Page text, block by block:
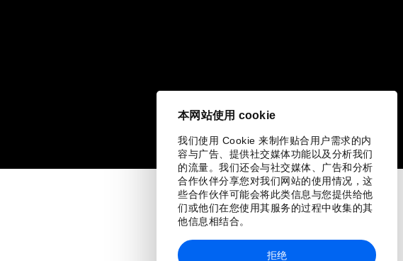
本网站使用 cookie
我们使用 Cookie 来制作贴合用户需求的内
容与广告、提供社交媒体功能以及分析我们
的流量。我们还会与社交媒体、广告和分析
合作伙伴分享您对我们网站的使用情况，这
些合作伙伴可能会将此类信息与您提供给他
们或他们在您使用其服务的过程中收集的其
他信息相结合。
拒绝